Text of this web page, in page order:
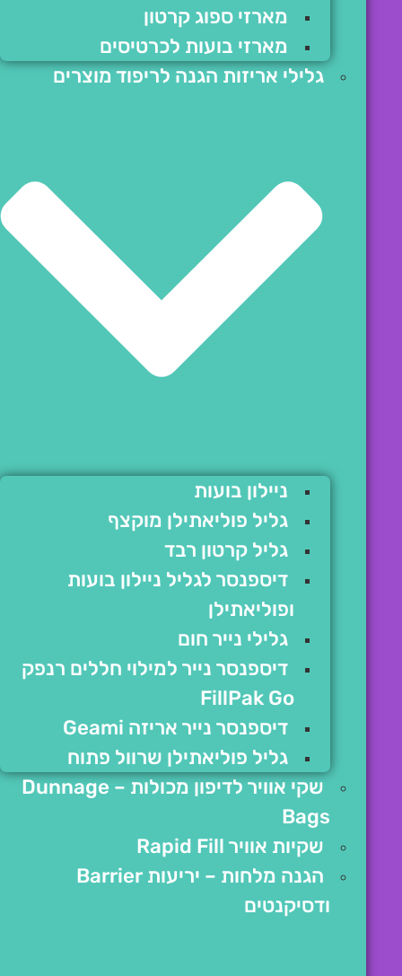
מארזי ספוג קרטון
מארזי בועות לכרטיסים
גלילי אריזות הגנה לריפוד מוצרים
ניילון בועות
גליל פוליאתילן מוקצף
גליל קרטון רבד
דיספנסר לגליל ניילון בועות
ופוליאתילן
גלילי נייר חום
דיספנסר נייר למילוי חללים רנפק
FillPak Go
דיספנסר נייר אריזה Geami
גליל פוליאתילן שרוול פתוח
שקי אוויר לדיפון מכולות – Dunnage
Bags
שקיות אוויר Rapid Fill
הגנה מלחות – יריעות Barrier
ודסיקנטים